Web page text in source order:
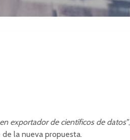
exportador de científicos de datos”
la nueva propuesta.